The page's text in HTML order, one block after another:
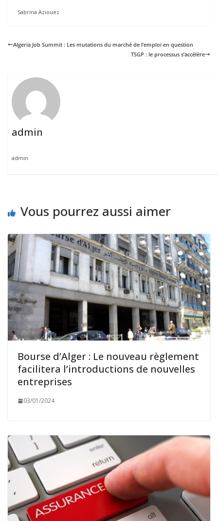
Sabrina Aziouez
Algeria Job Summit : Les mutations du marché de l’emploi en question
TSGP : le processus s’accélère
admin
admin
Vous pourrez aussi aimer
Bourse d’Alger : Le nouveau règlement
facilitera l’introductions de nouvelles
entreprises
03/01/2024